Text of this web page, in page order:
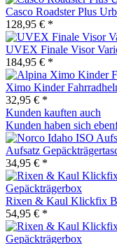
Casco Roadster Plus
128,95 € *
UVEX Finale Visor
184,95 € *
Ximo Kinder
32,95 € *
Kunden kauften auch
Kunden haben sich
Aufsatz
34,95 € *
Rixen & Kaul Klickfix
54,95 € *